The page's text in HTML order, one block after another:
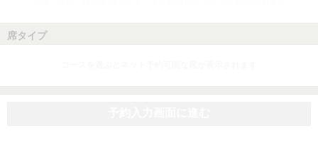
席タイプ